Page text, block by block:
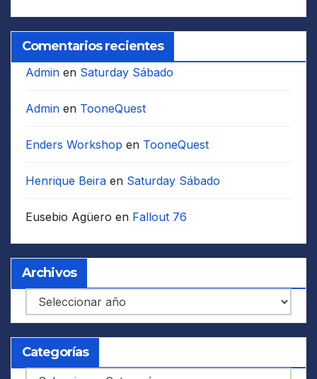
Comentarios recientes
Admin en Saturday Sábado
Admin en TooneQuest
Enders Workshop en TooneQuest
Henrique Beira en Saturday Sábado
Eusebio Agüero en Fallout 76
Archivos
Archivos
Categorías